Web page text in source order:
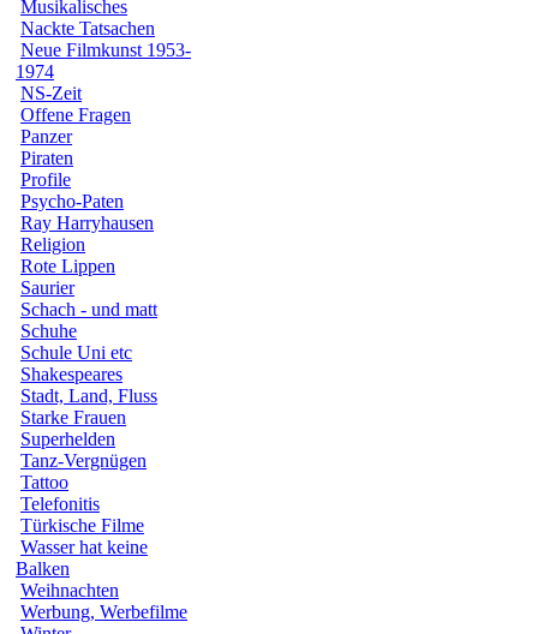
Musikalisches
Nackte Tatsachen
Neue Filmkunst 1953-
1974
NS-Zeit
Offene Fragen
Panzer
Piraten
Profile
Psycho-Paten
Ray Harryhausen
Religion
Rote Lippen
Saurier
Schach - und matt
Schuhe
Schule Uni etc
Shakespeares
Stadt, Land, Fluss
Starke Frauen
Superhelden
Tanz-Vergnügen
Tattoo
Telefonitis
Türkische Filme
Wasser hat keine
Balken
Weihnachten
Werbung, Werbefilme